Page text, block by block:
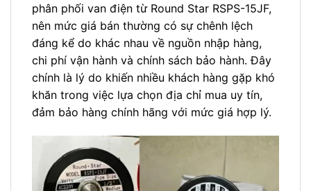
phân phối van điện từ Round Star RSPS-15JF,
nên mức giá bán thường có sự chênh lệch
đáng kể do khác nhau về nguồn nhập hàng,
chi phí vận hành và chính sách bảo hành. Đây
chính là lý do khiến nhiều khách hàng gặp khó
khăn trong việc lựa chọn địa chỉ mua uy tín,
đảm bảo hàng chính hãng với mức giá hợp lý.